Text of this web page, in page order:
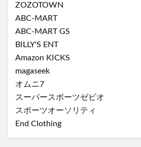
ZOZOTOWN
ABC-MART
ABC-MART GS
BILLY'S ENT
Amazon KICKS
magaseek
オムニ7
スーパースポーツゼビオ
スポーツオーソリティ
End Clothing